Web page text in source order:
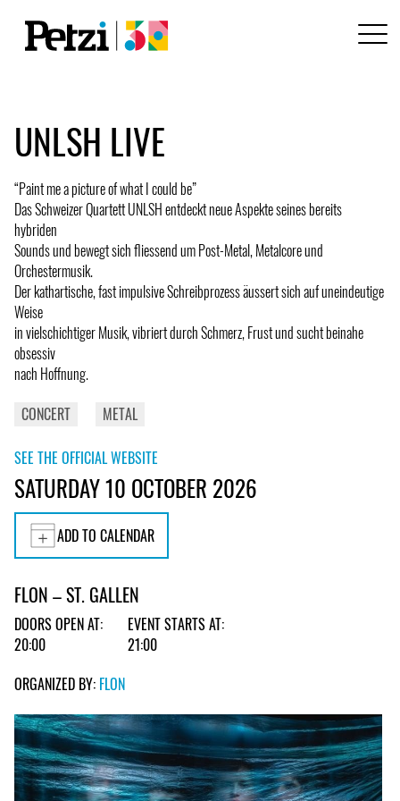
UNLSH LIVE
“Paint me a picture of what I could be”
Das Schweizer Quartett UNLSH entdeckt neue Aspekte seines bereits
hybriden
Sounds und bewegt sich fliessend um Post-Metal, Metalcore und
Orchestermusik.
Der kathartische, fast impulsive Schreibprozess äussert sich auf uneindeutige
Weise
in vielschichtiger Musik, vibriert durch Schmerz, Frust und sucht beinahe
obsessiv
nach Hoffnung.
CONCERT
METAL
SEE THE OFFICIAL WEBSITE
SATURDAY 10 OCTOBER 2026
ADD TO CALENDAR
FLON – ST. GALLEN
DOORS OPEN AT:
20:00
EVENT STARTS AT:
21:00
ORGANIZED BY: FLON